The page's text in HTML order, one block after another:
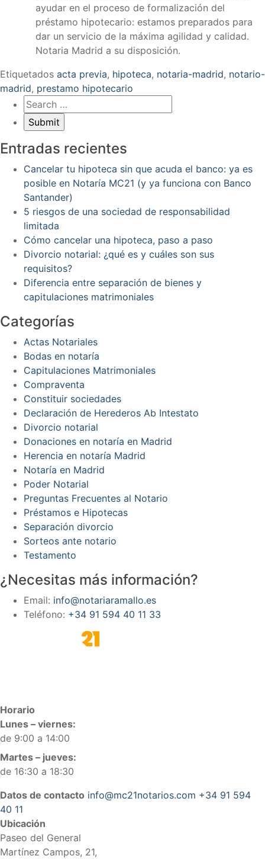
ayudar en el proceso de formalización del
préstamo hipotecario: estamos preparados para
dar un servicio de la máxima agilidad y calidad.
Notaria Madrid a su disposición.
Etiquetados acta previa, hipoteca, notaria-madrid, notario-
madrid, prestamo hipotecario
Entradas recientes
Cancelar tu hipoteca sin que acuda el banco: ya es
posible en Notaría MC21 (y ya funciona con Banco
Santander)
5 riesgos de una sociedad de responsabilidad
limitada
Cómo cancelar una hipoteca, paso a paso
Divorcio notarial: ¿qué es y cuáles son sus
requisitos?
Diferencia entre separación de bienes y
capitulaciones matrimoniales
Categorías
Actas Notariales
Bodas en notaría
Capitulaciones Matrimoniales
Compraventa
Constituir sociedades
Declaración de Herederos Ab Intestato
Divorcio notarial
Donaciones en notaría en Madrid
Herencia en notaría Madrid
Notaría en Madrid
Poder Notarial
Preguntas Frecuentes al Notario
Préstamos e Hipotecas
Separación divorcio
Sorteos ante notario
Testamento
¿Necesitas más información?
Email: info@notariaramallo.es
Teléfono: +34 91 594 40 11 33
Horario
Lunes – viernes:
de 9:00 a 14:00
Martes – jueves:
de 16:30 a 18:30
Datos de contacto info@mc21notarios.com +34 91 594
40 11
Ubicación
Paseo del General
Martínez Campos, 21,